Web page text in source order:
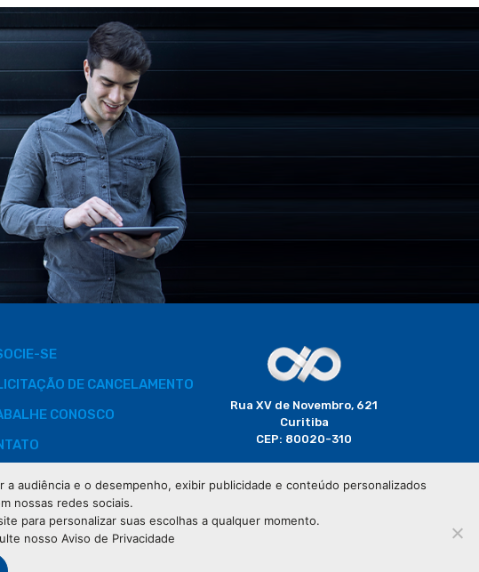
SE
DE CANCELAMENTO
CONOSCO
JUDICIAIS
Rua XV de Novembro, 621
Curitiba
CEP: 80020-310
(41) 3320-2929
audiência e o desempenho, exibir publicidade e conteúdo personalizados
nossas redes sociais.
para personalizar suas escolhas a qualquer momento.
nosso Aviso de Privacidade